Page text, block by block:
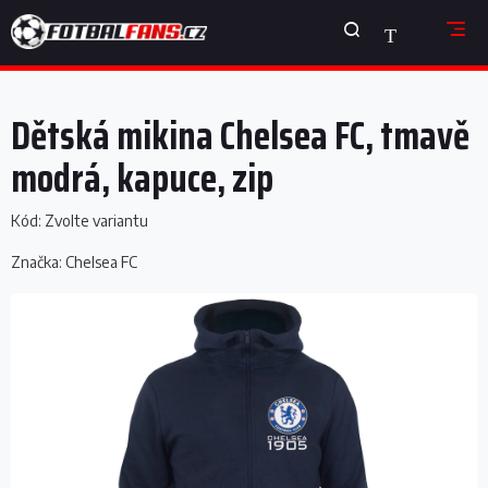
na
obsah
NÁKUPNÍ
KOŠÍK
Dětská mikina Chelsea FC, tmavě
modrá, kapuce, zip
Kód: Zvolte variantu
Značka: Chelsea FC